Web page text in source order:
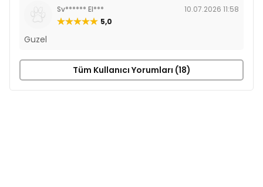
Sv****** El***
10.07.2026 11:58
5,0
Guzel
Tüm Kullanıcı Yorumları (18)